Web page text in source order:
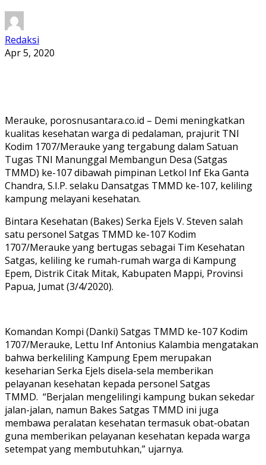
Redaksi
Apr 5, 2020
Merauke, porosnusantara.co.id – Demi meningkatkan
kualitas kesehatan warga di pedalaman, prajurit TNI
Kodim 1707/Merauke yang tergabung dalam Satuan
Tugas TNI Manunggal Membangun Desa (Satgas
TMMD) ke-107 dibawah pimpinan Letkol Inf Eka Ganta
Chandra, S.I.P. selaku Dansatgas TMMD ke-107, keliling
kampung melayani kesehatan.
Bintara Kesehatan (Bakes) Serka Ejels V. Steven salah
satu personel Satgas TMMD ke-107 Kodim
1707/Merauke yang bertugas sebagai Tim Kesehatan
Satgas, keliling ke rumah-rumah warga di Kampung
Epem, Distrik Citak Mitak, Kabupaten Mappi, Provinsi
Papua, Jumat (3/4/2020).
Komandan Kompi (Danki) Satgas TMMD ke-107 Kodim
1707/Merauke, Lettu Inf Antonius Kalambia mengatakan
bahwa berkeliling Kampung Epem merupakan
keseharian Serka Ejels disela-sela memberikan
pelayanan kesehatan kepada personel Satgas
TMMD. “Berjalan mengelilingi kampung bukan sekedar
jalan-jalan, namun Bakes Satgas TMMD ini juga
membawa peralatan kesehatan termasuk obat-obatan
guna memberikan pelayanan kesehatan kepada warga
setempat yang membutuhkan,” ujarnya.